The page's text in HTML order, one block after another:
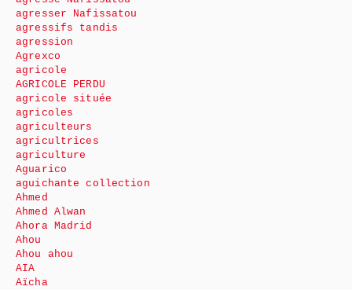
agresser Nafissatou
agressifs tandis
agression
Agrexco
agricole
AGRICOLE PERDU
agricole située
agricoles
agriculteurs
agricultrices
agriculture
Aguarico
aguichante collection
Ahmed
Ahmed Alwan
Ahora Madrid
Ahou
Ahou ahou
AIA
Aïcha